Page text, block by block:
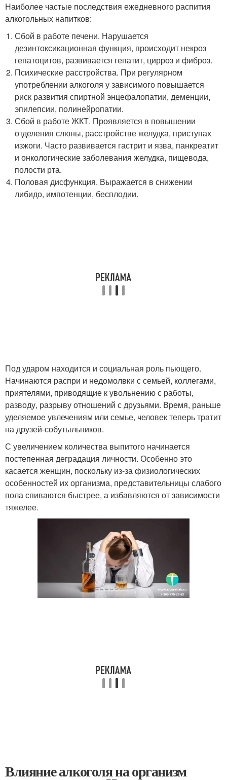
Наиболее частые последствия ежедневного распития
алкогольных напитков:
Сбой в работе печени. Нарушается
дезинтоксикационная функция, происходит некроз
гепатоцитов, развивается гепатит, цирроз и фиброз.
Психические расстройства. При регулярном
употреблении алкоголя у зависимого повышается
риск развития спиртной энцефалопатии, деменции,
эпилепсии, полинейропатии.
Сбой в работе ЖКТ. Проявляется в повышении
отделения слюны, расстройстве желудка, приступах
изжоги. Часто развивается гастрит и язва, панкреатит
и онкологические заболевания желудка, пищевода,
полости рта.
Половая дисфункция. Выражается в снижении
либидо, импотенции, бесплодии.
Под ударом находится и социальная роль пьющего.
Начинаются распри и недомолвки с семьей, коллегами,
приятелями, приводящие к увольнению с работы,
разводу, разрыву отношений с друзьями. Время, раньше
уделяемое увлечениям или семье, человек теперь тратит
на друзей-собутыльников.
С увеличением количества выпитого начинается
постепенная деградация личности. Особенно это
касается женщин, поскольку из-за физиологических
особенностей их организма, представительницы слабого
пола спиваются быстрее, а избавляются от зависимости
тяжелее.
Влияние алкоголя на организм